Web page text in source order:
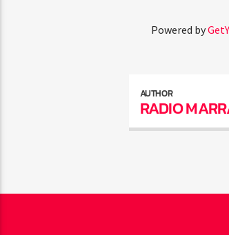
Powered by
AUTHOR
RADIO